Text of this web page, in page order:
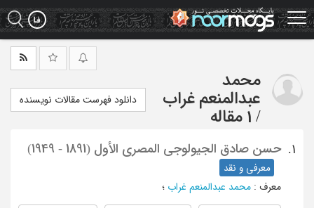
Skip
to
main
محمد
عبدالمنعم غراب
/ 1 مقاله
دانلود فهرست مقالات نویسنده
1. حسن صادق الجیولوجی المصری الأول (1891 - 1949)
معرفی و نقد
معرف : محمد عبدالمنعم غراب ؛